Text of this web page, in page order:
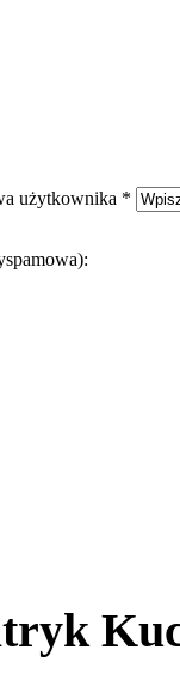
użytkownika *